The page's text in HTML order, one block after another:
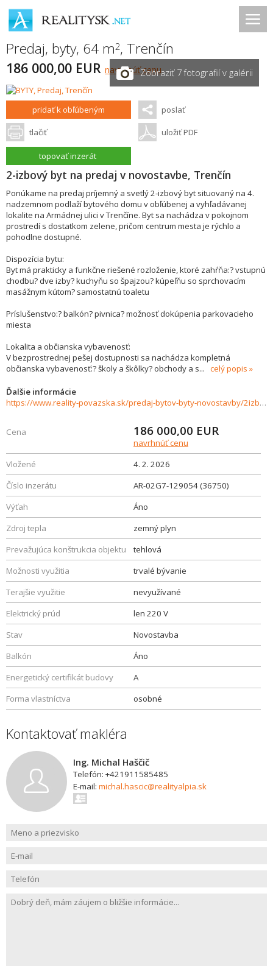
Predaj, byty, 64 m2, Trenčín
186 000,00 EUR navrhnúť cenuZobraziť 7 fotografií v galérii
pridať k obľúbeným poslať
tlačiť uložiť PDF
topovať inzerát
2-izbový byt na predaj v novostavbe, Trenčín
Ponúkame na predaj príjemný a svetlý 2-izbový byt situovaný na 4.
nadzemnom podlaží bytového domu v obľúbenej a vyhľadávanej
lokalite na Armádnej ulici v Trenčíne. Byt sa nachádza v pokojnom
prostredí s dostatkom zelene, pričom centrum mesta je rýchlo a
pohodlne dostupné.
Dispozícia bytu:
Byt má prakticky a funkčne riešené rozloženie, ktoré zahŕňa:? vstupnú
chodbu? dve izby? kuchyňu so špajzou? kúpeľňu so sprchovacím
masážnym kútom? samostatnú toaletu
Príslušenstvo:? balkón? pivnica? možnosť dokúpenia parkovacieho
miesta
Lokalita a občianska vybavenosť:
V bezprostrednej pešej dostupnosti sa nachádza kompletná
občianska vybavenosť:? školy a škôlky? obchody a s... celý popis
Ďalšie informácie
https://www.reality-povazska.sk/predaj-bytov-byty-novostavby/2izbovy-byt-na-predaj-v-novostavbe-Trencin-36750/?utm_source=areality&utm_medium=xml&utm_term=36750&utm_content=byt&utm_campaign=portaly
Cena 186 000,00 EUR
navrhnúť cenu
Vložené
4. 2. 2026
Číslo inzerátu
AR-02G7-129054 (36750)
Výťah
Áno
Zdroj tepla
zemný plyn
Prevažujúca konštrukcia objektu
tehlová
Možnosti využitia
trvalé bývanie
Terajšie využitie
nevyužívané
Elektrický prúd
len 220 V
Stav
Novostavba
Balkón
Áno
Energetický certifikát budovy
A
Forma vlastníctva
osobné
Kontaktovať makléra
Ing. Michal Haščič
Telefón: +421911585485
E-mail: michal.hascic@realityalpia.sk